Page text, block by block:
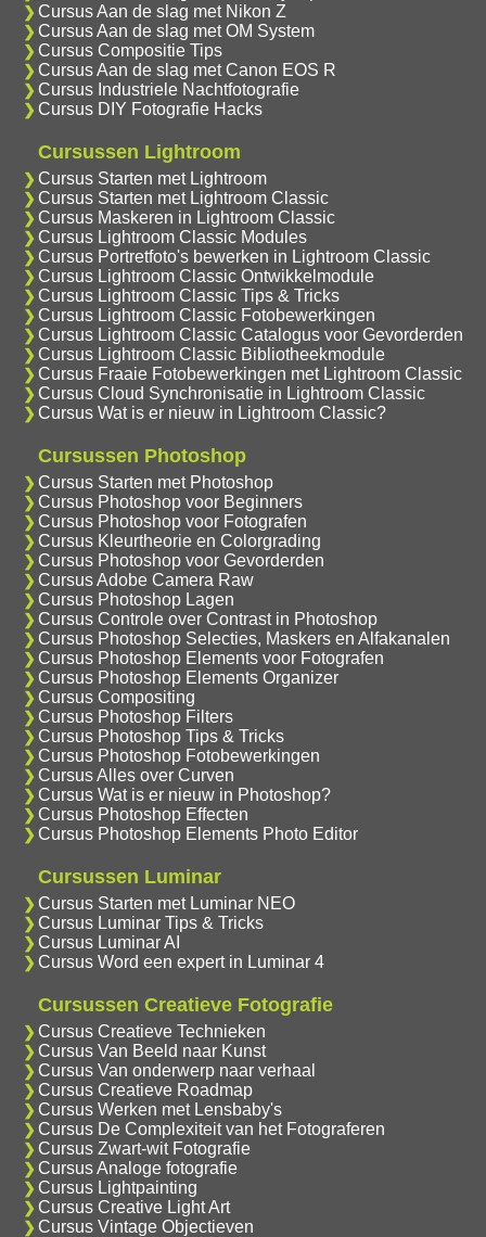
Cursus Aan de slag met Nikon Z
Cursus Aan de slag met OM System
Cursus Compositie Tips
Cursus Aan de slag met Canon EOS R
Cursus Industriele Nachtfotografie
Cursus DIY Fotografie Hacks
Cursussen Lightroom
Cursus Starten met Lightroom
Cursus Starten met Lightroom Classic
Cursus Maskeren in Lightroom Classic
Cursus Lightroom Classic Modules
Cursus Portretfoto's bewerken in Lightroom Classic
Cursus Lightroom Classic Ontwikkelmodule
Cursus Lightroom Classic Tips & Tricks
Cursus Lightroom Classic Fotobewerkingen
Cursus Lightroom Classic Catalogus voor Gevorderden
Cursus Lightroom Classic Bibliotheekmodule
Cursus Fraaie Fotobewerkingen met Lightroom Classic
Cursus Cloud Synchronisatie in Lightroom Classic
Cursus Wat is er nieuw in Lightroom Classic?
Cursussen Photoshop
Cursus Starten met Photoshop
Cursus Photoshop voor Beginners
Cursus Photoshop voor Fotografen
Cursus Kleurtheorie en Colorgrading
Cursus Photoshop voor Gevorderden
Cursus Adobe Camera Raw
Cursus Photoshop Lagen
Cursus Controle over Contrast in Photoshop
Cursus Photoshop Selecties, Maskers en Alfakanalen
Cursus Photoshop Elements voor Fotografen
Cursus Photoshop Elements Organizer
Cursus Compositing
Cursus Photoshop Filters
Cursus Photoshop Tips & Tricks
Cursus Photoshop Fotobewerkingen
Cursus Alles over Curven
Cursus Wat is er nieuw in Photoshop?
Cursus Photoshop Effecten
Cursus Photoshop Elements Photo Editor
Cursussen Luminar
Cursus Starten met Luminar NEO
Cursus Luminar Tips & Tricks
Cursus Luminar AI
Cursus Word een expert in Luminar 4
Cursussen Creatieve Fotografie
Cursus Creatieve Technieken
Cursus Van Beeld naar Kunst
Cursus Van onderwerp naar verhaal
Cursus Creatieve Roadmap
Cursus Werken met Lensbaby's
Cursus De Complexiteit van het Fotograferen
Cursus Zwart-wit Fotografie
Cursus Analoge fotografie
Cursus Lightpainting
Cursus Creative Light Art
Cursus Vintage Objectieven